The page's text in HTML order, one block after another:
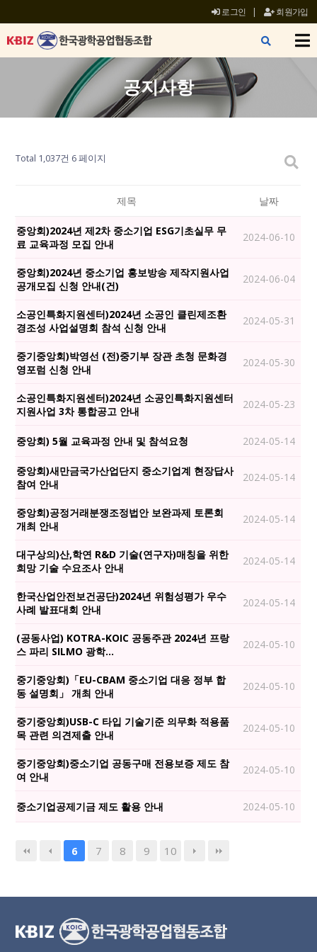
로그인 | 회원가입
공지사항
Total 1,037건 6 페이지
제목 날짜
중앙회)2024년 제2차 중소기업 ESG기초실무 무
료 교육과정 모집 안내
2024-06-10
중앙회)2024년 중소기업 홍보방송 제작지원사업
공개모집 신청 안내(건)
2024-06-04
소공인특화지원센터)2024년 소공인 클린제조환
경조성 사업설명회 참석 신청 안내
2024-05-31
중기중앙회)박영선 (전)중기부 장관 초청 문화경
영포럼 신청 안내
2024-05-30
소공인특화지원센터)2024년 소공인특화지원센터
지원사업 3차 통합공고 안내
2024-05-23
중앙회) 5월 교육과정 안내 및 참석요청 2024-05-14
중앙회)새만금국가산업단지 중소기업계 현장답사
참여 안내
2024-05-14
중앙회)공정거래분쟁조정법안 보완과제 토론회
개최 안내
2024-05-14
대구상의)산,학연 R&D 기술(연구자)매칭을 위한
희망 기술 수요조사 안내
2024-05-14
한국산업안전보건공단)2024년 위험성평가 우수
사례 발표대회 안내
2024-05-14
(공동사업) KOTRA-KOIC 공동주관 2024년 프랑
스 파리 SILMO 광학…
2024-05-10
중기중앙회)「EU-CBAM 중소기업 대응 정부 합
동 설명회」 개최 안내
2024-05-10
중기중앙회)USB-C 타입 기술기준 의무화 적용품
목 관련 의견제출 안내
2024-05-10
중기중앙회)중소기업 공동구매 전용보증 제도 참
여 안내
2024-05-10
중소기업공제기금 제도 활용 안내 2024-05-10
6 7 8 9 10